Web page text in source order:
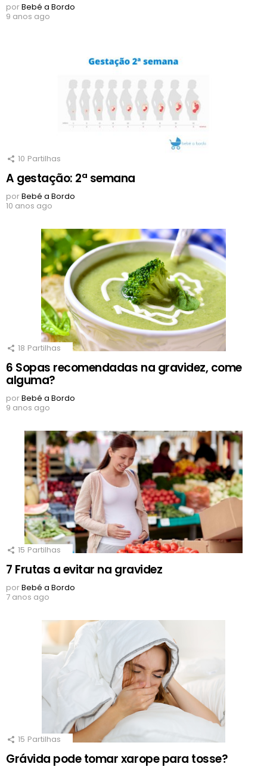
porBebé a Bordo
9 anos ago
10 Partilhas
A gestação: 2ª semana
porBebé a Bordo
10 anos ago
18 Partilhas
6 Sopas recomendadas na gravidez, come
alguma?
porBebé a Bordo
9 anos ago
15 Partilhas
7 Frutas a evitar na gravidez
porBebé a Bordo
7 anos ago
15 Partilhas
Grávida pode tomar xarope para tosse?